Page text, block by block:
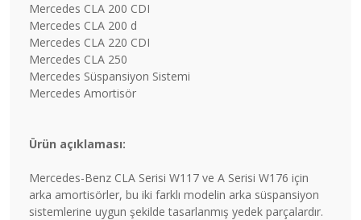
Mercedes CLA 200 CDI
Mercedes CLA 200 d
Mercedes CLA 220 CDI
Mercedes CLA 250
Mercedes Süspansiyon Sistemi
Mercedes Amortisör
Ürün açıklaması:
Mercedes-Benz CLA Serisi W117 ve A Serisi W176 için
arka amortisörler, bu iki farklı modelin arka süspansiyon
sistemlerine uygun şekilde tasarlanmış yedek parçalardır.